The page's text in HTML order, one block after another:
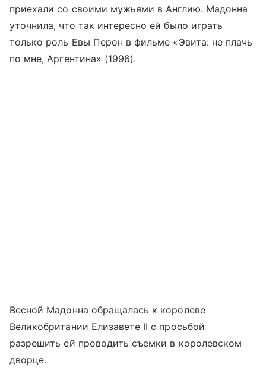
приехали со своими мужьями в Англию. Мадонна
уточнила, что так интересно ей было играть
только роль Евы Перон в фильме «Эвита: не плачь
по мне, Аргентина» (1996).
Весной Мадонна обращалась к королеве
Великобритании Елизавете II с просьбой
разрешить ей проводить съемки в королевском
дворце.